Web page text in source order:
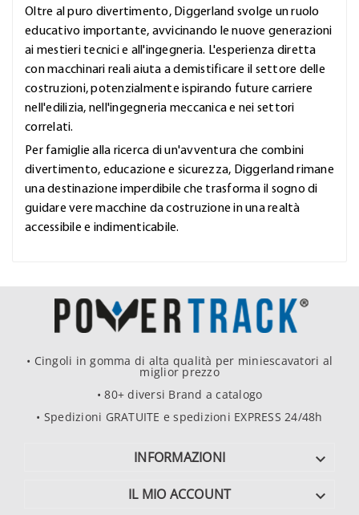
Oltre al puro divertimento, Diggerland svolge un ruolo
educativo importante, avvicinando le nuove generazioni
ai mestieri tecnici e all'ingegneria. L'esperienza diretta
con macchinari reali aiuta a demistificare il settore delle
costruzioni, potenzialmente ispirando future carriere
nell'edilizia, nell'ingegneria meccanica e nei settori
correlati.
Per famiglie alla ricerca di un'avventura che combini
divertimento, educazione e sicurezza, Diggerland rimane
una destinazione imperdibile che trasforma il sogno di
guidare vere macchine da costruzione in una realtà
accessibile e indimenticabile.
• Cingoli in gomma di alta qualità per miniescavatori al
miglior prezzo
• 80+ diversi Brand a catalogo
• Spedizioni GRATUITE e spedizioni EXPRESS 24/48h
INFORMAZIONI 
IL MIO ACCOUNT 